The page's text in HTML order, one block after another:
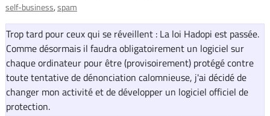
self-business spam
Trop tard pour ceux qui se réveillent : La loi Hadopi est passée.
Comme désormais il faudra obligatoirement un logiciel sur
chaque ordinateur pour être (provisoirement) protégé contre
toute tentative de dénonciation calomnieuse, j'ai décidé de
changer mon activité et de développer un logiciel officiel de
protection.